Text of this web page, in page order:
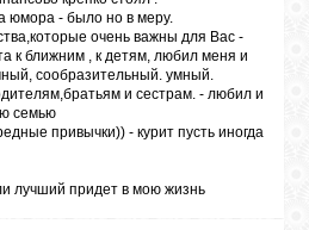
юмора - было но в меру.
очень важны для Вас -
к ближним , к детям, любил меня и
сообразительный. умный.
и сестрам. - любил и
семью
привычки)) - курит пусть иногда
лучший придет в мою жизнь